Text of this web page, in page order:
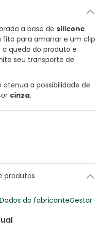
a base de silicone
fita para amarrar e um clip
queda do produto e
seu transporte de
atenua a possibilidade de
cinza.
produtos
Dados do fabricanteGestor